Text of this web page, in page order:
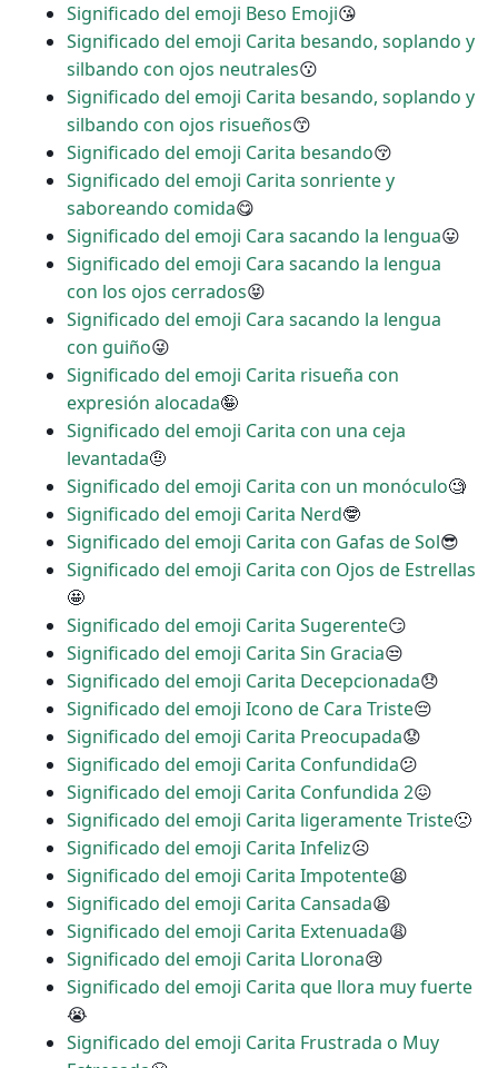
Significado del emoji Beso Emoji😘
Significado del emoji Carita besando, soplando y
silbando con ojos neutrales😗
Significado del emoji Carita besando, soplando y
silbando con ojos risueños😙
Significado del emoji Carita besando😚
Significado del emoji Carita sonriente y
saboreando comida😋
Significado del emoji Cara sacando la lengua😛
Significado del emoji Cara sacando la lengua
con los ojos cerrados😝
Significado del emoji Cara sacando la lengua
con guiño😜
Significado del emoji Carita risueña con
expresión alocada🤪
Significado del emoji Carita con una ceja
levantada🤨
Significado del emoji Carita con un monóculo🧐
Significado del emoji Carita Nerd🤓
Significado del emoji Carita con Gafas de Sol😎
Significado del emoji Carita con Ojos de Estrellas
🤩
Significado del emoji Carita Sugerente😏
Significado del emoji Carita Sin Gracia😒
Significado del emoji Carita Decepcionada😞
Significado del emoji Icono de Cara Triste😔
Significado del emoji Carita Preocupada😟
Significado del emoji Carita Confundida😕
Significado del emoji Carita Confundida 2😖
Significado del emoji Carita ligeramente Triste🙁
Significado del emoji Carita Infeliz☹
Significado del emoji Carita Impotente😫
Significado del emoji Carita Cansada😫
Significado del emoji Carita Extenuada😩
Significado del emoji Carita Llorona😢
Significado del emoji Carita que llora muy fuerte
😭
Significado del emoji Carita Frustrada o Muy